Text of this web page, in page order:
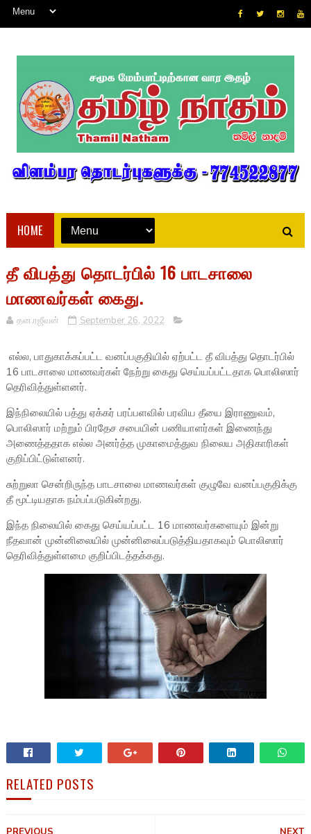
HOME
தீ விபத்து தொடர்பில் 16 பாடசாலை
மாணவர்கள் கைது.
தன.ரஜீவன் September 26, 2022
எல்ல, பாதுகாக்கப்பட்ட வனப்பகுதியில் ஏற்பட்ட தீ விபத்து தொடர்பில்
16 பாடசாலை மாணவர்கள் நேற்று கைது செய்யப்பட்டதாக பொலிஸார்
தெரிவித்துள்ளனர்.
இந்நிலையில் பத்து ஏக்கர் பரப்பளவில் பரவிய தீயை இராணுவம்,
பொலிஸார் மற்றும் பிரதேச சபையின் பணியாளர்கள் இணைந்து
அணைத்ததாக எல்ல அனர்த்த முகாமைத்துவ நிலைய அதிகாரிகள்
குறிப்பிட்டுள்ளனர்.
சுற்றுலா சென்றிருந்த பாடசாலை மாணவர்கள் குழுவே வனப்பகுதிக்கு
தீ மூட்டியதாக நம்பப்படுகின்றது.
இந்த நிலையில் கைது செய்யப்பட்ட 16 மாணவர்களையும் இன்று
நீதவான் முன்னிலையில் முன்னிலைப்படுத்தியதாகவும் பொலிஸார்
தெரிவித்துள்ளமை குறிப்பிடத்தக்கது.
RELATED POSTS